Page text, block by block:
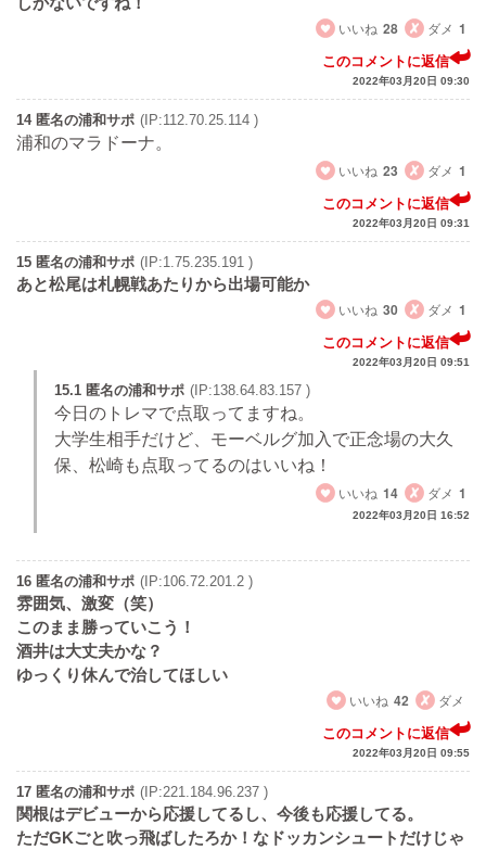
いいね 28 ダメ 1
このコメントに返信
2022年03月20日 09:30
14 匿名の浦和サポ (IP:112.70.25.114 )
浦和のマラドーナ。
いいね 23 ダメ 1
このコメントに返信
2022年03月20日 09:31
15 匿名の浦和サポ (IP:1.75.235.191 )
あと松尾は札幌戦あたりから出場可能か
いいね 30 ダメ 1
このコメントに返信
2022年03月20日 09:51
15.1 匿名の浦和サポ (IP:138.64.83.157 )
今日のトレマで点取ってますね。
大学生相手だけど、モーベルグ加入で正念場の大久
保、松崎も点取ってるのはいいね！
いいね 14 ダメ 1
2022年03月20日 16:52
16 匿名の浦和サポ (IP:106.72.201.2 )
雰囲気、激変（笑）
このまま勝っていこう！
酒井は大丈夫かな？
ゆっくり休んで治してほしい
いいね 42 ダメ
このコメントに返信
2022年03月20日 09:55
17 匿名の浦和サポ (IP:221.184.96.237 )
関根はデビューから応援してるし、今後も応援してる。
ただGKごと吹っ飛ばしたろか！なドッカンシュートだけじゃ